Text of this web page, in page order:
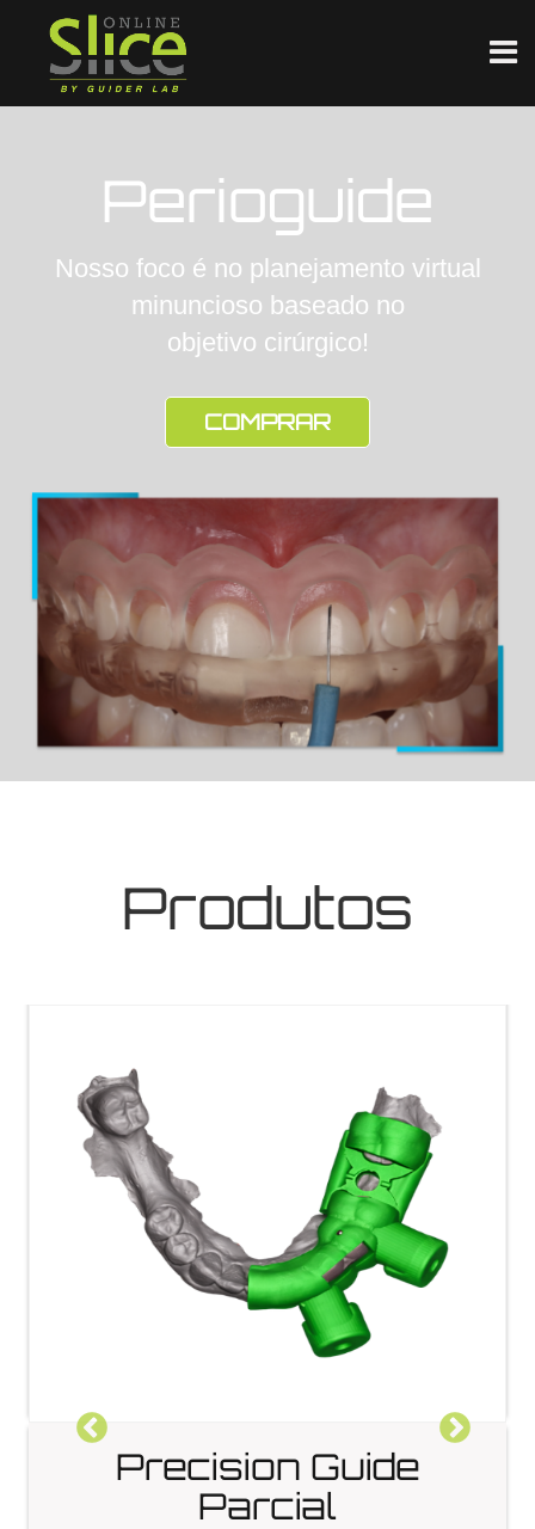
Perioguide
Nosso foco é no planejamento virtual
minuncioso baseado no
objetivo cirúrgico!
COMPRAR
Produtos
Precision Guide
Parcial